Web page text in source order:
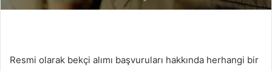
Resmi olarak bekçi alımı başvuruları hakkında herhangi bir